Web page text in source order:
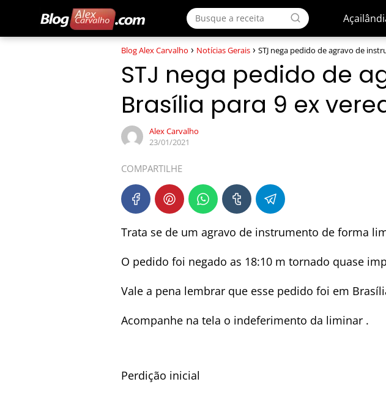
Blog Alex Carvalho Notícias Gerais STJ nega pedido de agravo de
STJ nega pedido de
Brasília para 9 ex
Alex Carvalho
23/01/2021
COMPARTILHE
Trata se de um agravo de instrumento de forma
O pedido foi negado as 18:10 m tornado quase
Vale a pena lembrar que esse pedido foi em
Acompanhe na tela o indeferimento da liminar .
Perdição inicial